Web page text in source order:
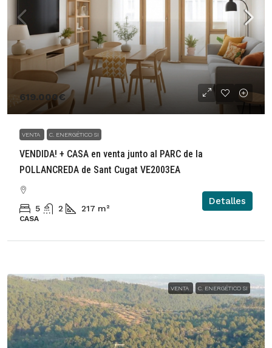
619.000€
VENTA C. ENERGÉTICO SI
VENDIDA! + CASA en venta junto al PARC de la
POLLANCREDA de Sant Cugat VE2003EA
5 2 217 m²
CASA
Detalles
VENTA C. ENERGÉTICO SI